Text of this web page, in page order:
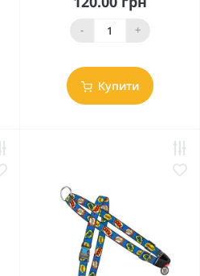
- +
Купити